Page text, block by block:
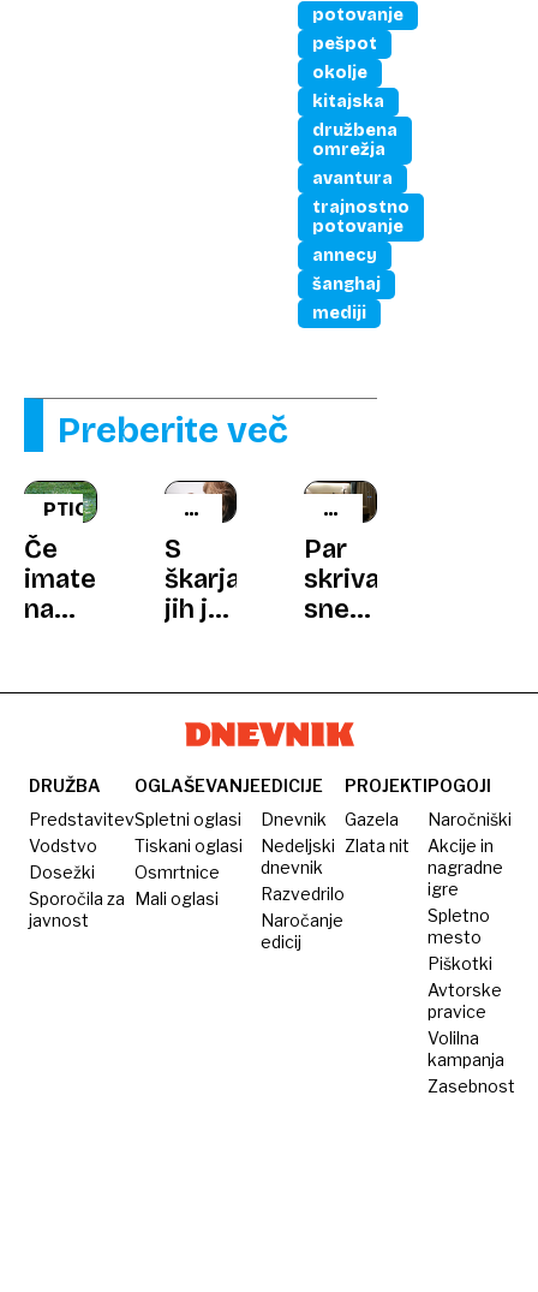
sveta
potovanje
pešpot
okolje
kitajska
družbena
omrežja
avantura
trajnostno
potovanje
annecy
šanghaj
mediji
Preberite več
PTICE
Če
imate
na
je to
NEDELJSKI
LETI
S
škarjami
jih je
jim
uničil
in
ušel
SKRITE
Par
skrivaj
snemali,
trenutke
pa
na
pornografskih
straneh
DRUŽBA
Predstavitev
Vodstvo
Dosežki
Sporočila za
javnost
OGLAŠEVANJE
Spletni oglasi
Tiskani oglasi
Osmrtnice
Mali oglasi
EDICIJE
Dnevnik
Nedeljski
dnevnik
Razvedrilo
Naročanje
edicij
PROJEKTI
Gazela
Zlata nit
POGOJI
Naročniški
Akcije in
nagradne
igre
Spletno
mesto
Piškotki
Avtorske
pravice
Volilna
kampanja
Zasebnost